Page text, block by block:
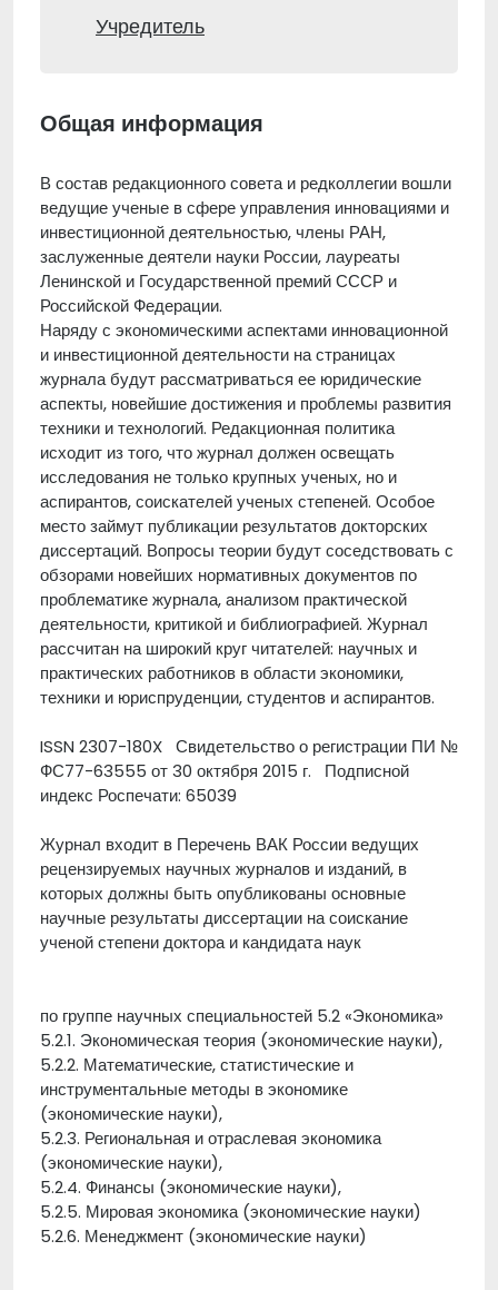
Учредитель
Общая информация
В состав редакционного совета и редколлегии вошли
ведущие ученые в сфере управления инновациями и
инвестиционной деятельностью, члены РАН,
заслуженные деятели науки России, лауреаты
Ленинской и Государственной премий СССР и
Российской Федерации.
Наряду с экономическими аспектами инновационной
и инвестиционной деятельности на страницах
журнала будут рассматриваться ее юридические
аспекты, новейшие достижения и проблемы развития
техники и технологий. Редакционная политика
исходит из того, что журнал должен освещать
исследования не только крупных ученых, но и
аспирантов, соискателей ученых степеней. Особое
место займут публикации результатов докторских
диссертаций. Вопросы теории будут соседствовать с
обзорами новейших нормативных документов по
проблематике журнала, анализом практической
деятельности, критикой и библиографией. Журнал
рассчитан на широкий круг читателей: научных и
практических работников в области экономики,
техники и юриспруденции, студентов и аспирантов.
ISSN 2307-180X Свидетельство о регистрации ПИ №
ФС77-63555 от 30 октября 2015 г. Подписной
индекс Роспечати: 65039
Журнал входит в Перечень ВАК России ведущих
рецензируемых научных журналов и изданий, в
которых должны быть опубликованы основные
научные результаты диссертации на соискание
ученой степени доктора и кандидата наук
по группе научных специальностей 5.2 «Экономика»
5.2.1. Экономическая теория (экономические науки),
5.2.2. Математические, статистические и
инструментальные методы в экономике
(экономические науки),
5.2.3. Региональная и отраслевая экономика
(экономические науки),
5.2.4. Финансы (экономические науки),
5.2.5. Мировая экономика (экономические науки)
5.2.6. Менеджмент (экономические науки)